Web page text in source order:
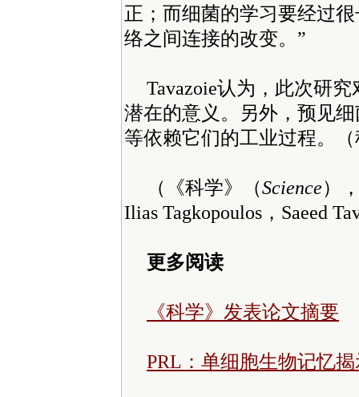
正；而细菌的学习要经过
络之间连接的改变。”
Tavazoie认为，此次研
潜在的意义。另外，预见
等依赖它们的工业过程。
（《科学》（Science）
Ilias Tagkopoulos，Saeed
更多阅读
《科学》发表论文摘要
PRL：单细胞生物记忆